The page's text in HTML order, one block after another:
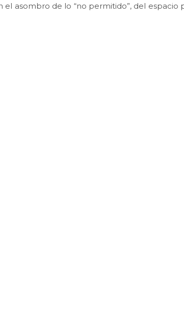
asombro de lo “no permitido”, del espacio